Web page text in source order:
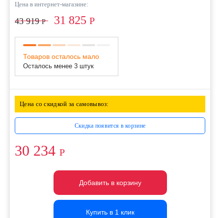
Цена в интернет-магазине:
43 919Р 31 825 Р
Товаров осталось мало
Осталось менее 3 штук
Цена со скидкой за самовывоз:
Скидка появится в корзине
30 234 Р
Добавить в корзину
Добавить в корзину
Добавить в корзину
Купить в 1 клик
Купить в 1 клик
Купить в 1 клик